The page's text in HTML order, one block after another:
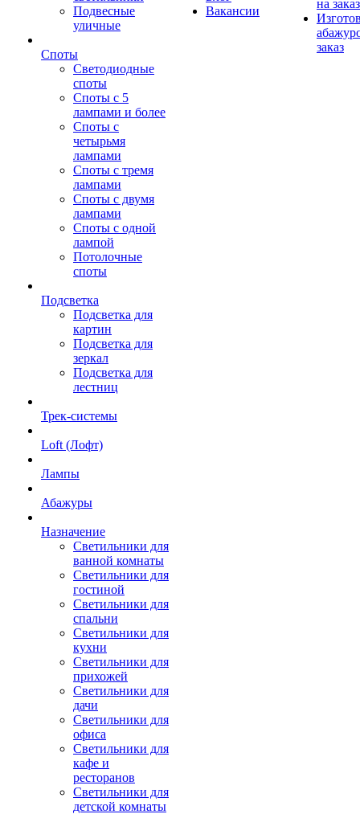
Подвесные
уличные
Споты
Светодиодные
споты
Споты с 5
лампами и более
Споты с
четырьмя
лампами
Споты с тремя
лампами
Споты с двумя
лампами
Споты с одной
лампой
Потолочные
споты
Подсветка
Подсветка для
картин
Подсветка для
зеркал
Подсветка для
лестниц
Трек-системы
Loft (Лофт)
Лампы
Абажуры
Назначение
Светильники для
ванной комнаты
Светильники для
гостиной
Светильники для
спальни
Светильники для
кухни
Светильники для
прихожей
Светильники для
дачи
Светильники для
офиса
Светильники для
кафе и
ресторанов
Светильники для
детской комнаты
Вакансии
на заказ
заказ